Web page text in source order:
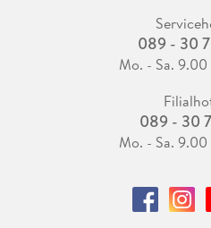
089 - 30
Mo. - Sa.
089 - 30
Mo. - Sa.